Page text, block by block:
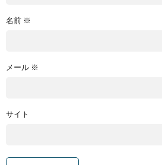
名前 ※
メール ※
サイト